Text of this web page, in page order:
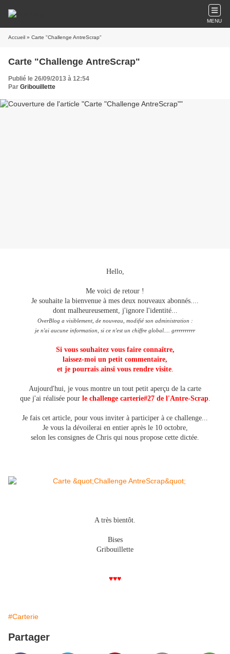
MENU
Accueil » Carte "Challenge AntreScrap"
Carte "Challenge AntreScrap"
Publié le 26/09/2013 à 12:54
Par Gribouillette
Hello,
Me voici de retour !
Je souhaite la bienvenue à mes deux nouveaux abonnés....
dont malheureusement, j'ignore l'identité...
OverBlog a visiblement, de nouveau, modifié son administration :
je n'ai aucune information, si ce n'est un chiffre global.... grrrrrrrrrr
Si vous souhaitez vous faire connaître,
laissez-moi un petit commentaire,
et je pourrais ainsi vous rendre visite.
Aujourd'hui, je vous montre un tout petit aperçu de la carte
que j'ai réalisée pour le challenge carterie#27 de l'Antre-Scrap.
Je fais cet article, pour vous inviter à participer à ce challenge...
Je vous la dévoilerai en entier après le 10 octobre,
selon les consignes de Chris qui nous propose cette dictée.
A très bientôt.
Bises
Gribouillette
♥♥♥
#Carterie
Partager